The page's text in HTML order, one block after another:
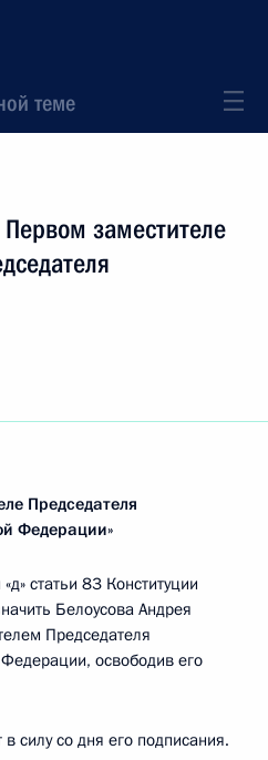
теме
заместителе
Председателя
Федерации»
статьи 83 Конституции
Белоусова Андрея
Председателя
освободив его
силу со дня его подписания.